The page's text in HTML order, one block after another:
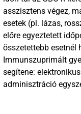
asszisztens végez,
esetek (pl. lázas,
előre egyeztetett
összetettebb esetnél
Immunszuprimált
segítene:
adminisztráció